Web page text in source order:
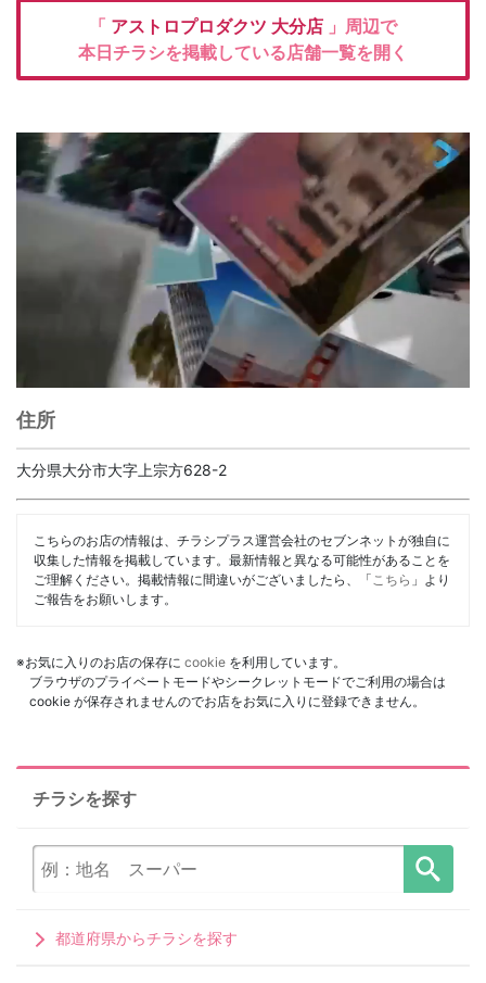
「 アストロプロダクツ 大分店 」周辺で
本日チラシを掲載している店舗一覧を開く
住所
大分県大分市大字上宗方628-2
こちらのお店の情報は、チラシプラス運営会社のセブンネットが独自に
収集した情報を掲載しています。最新情報と異なる可能性があることを
ご理解ください。掲載情報に間違いがございましたら、「 こちら 」より
ご報告をお願いします。
※お気に入りのお店の保存に cookie を利用しています。
ブラウザのプライベートモードやシークレットモードでご利用の場合は
cookie が保存されませんのでお店をお気に入りに登録できません。
チラシを探す
都道府県からチラシを探す